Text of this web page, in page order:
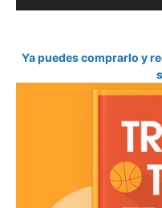
Ya puedes comprarlo y